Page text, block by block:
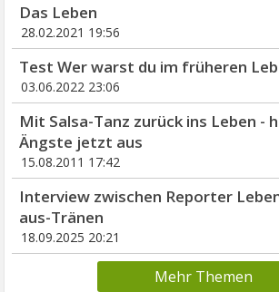
Das Leben
28.02.2021 19:56
Test Wer warst du im früheren
03.06.2022 23:06
Mit Salsa-Tanz zurück ins Leben -
Ängste jetzt aus
15.08.2011 17:42
Interview zwischen Reporter
aus-Tränen
18.09.2025 20:21
Mehr Themen